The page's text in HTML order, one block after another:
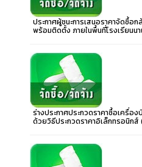
ประกาศผู้ชนะการเสนอราคาจัดซื้
พร้อมติดตั้ง ภายในพื้นที่โรงเรียนน
ร่างประกาศประกวดราคาซื้อเครื่
ด้วยวิธีประกวดราคาอิเล็กทรอนิก